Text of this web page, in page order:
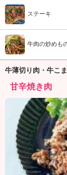
ステーキ
牛肉の炒めも
牛薄切り肉・牛こ
甘辛焼き肉